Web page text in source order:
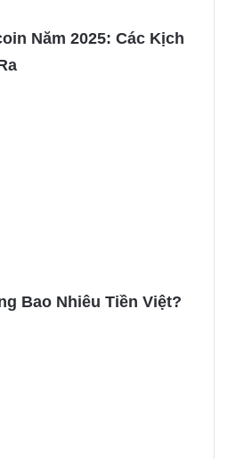
Năm 2025: Các Kịch
Bao Nhiêu Tiền Việt?